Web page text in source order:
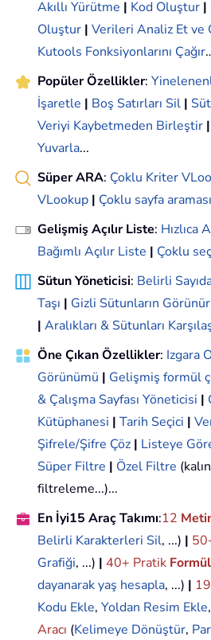
Akıllı Yürütme | Kod Oluştur |
Oluştur | Verileri Analiz Et ve
Kutools Fonksiyonlarını Çağır
Popüler Özellikler:
İşaretle | Boş Satırları Sil |
Veriyi Kaybetmeden Birleştir |
Yuvarla...
Süper ARA: Çoklu Kriter
VLookup | Çoklu sayfa araması
Gelişmiş Açılır Liste: Hızlıca
Bağımlı Açılır Liste | Çoklu
Sütun Yöneticisi: Belirli
Taşı | Gizli Sütunların
| Aralıkları & Sütunları
Öne Çıkan Özellikler: Izgara
Görünümü | Gelişmiş formül
& Çalışma Sayfası Yöneticisi |
Kütüphanesi | Tarih Seçici |
Şifrele/Şifre Çöz | Listeye
Süper Filtre | Özel Filtre
filtreleme...)...
En İyi15 Araç Takımı:12
Belirli Karakterleri Sil, ...) |
Grafiği, ...) | 40+ Pratik Formül
dayanarak yaş hesapla, ...) | 19
Kodu Ekle, Yoldan Resim Ekle
Aracı (Kelimeye Dönüştür,